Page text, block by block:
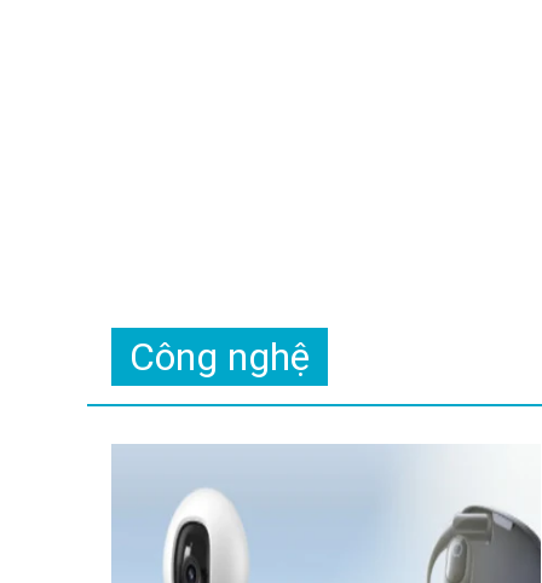
Công nghệ